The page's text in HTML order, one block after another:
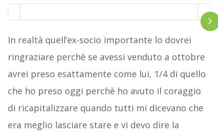
In realtà quell’ex-socio importante lo dovrei
ringraziare perchè se avessi venduto a ottobre
avrei preso esattamente come lui, 1/4 di quello
che ho preso oggi perchè ho avuto il coraggio
di ricapitalizzare quando tutti mi dicevano che
era meglio lasciare stare e vi devo dire la